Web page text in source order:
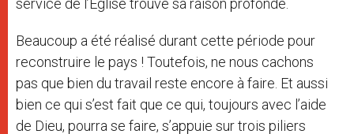
service de l’Église trouve sa raison profonde.
Beaucoup a été réalisé durant cette période pour
reconstruire le pays ! Toutefois, ne nous cachons
pas que bien du travail reste encore à faire. Et aussi
bien ce qui s’est fait que ce qui, toujours avec l’aide
de Dieu, pourra se faire, s’appuie sur trois piliers